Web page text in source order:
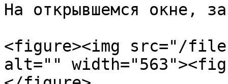
На открывшемся окне,
<figure><img src="/files/
alt=""